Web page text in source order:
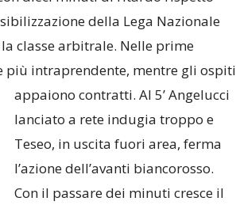
della Lega Nazionale
classe arbitrale. Nelle prime
più intraprendente, mentre gli ospiti
appaiono contratti. Al 5’ Angelucci
lanciato a rete indugia troppo e
Teseo, in uscita fuori area, ferma
l’azione dell’avanti biancorosso.
Con il passare dei minuti cresce il